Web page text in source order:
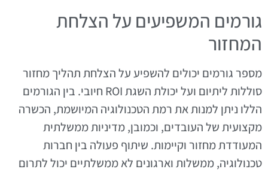
גורמים המשפיעים על הצלחת
המחזור
מספר גורמים יכולים להשפיע על הצלחת תהליך מחזור
סוללות ליתיום ועל יכולת השגת ROI חיובי. בין הגורמים
הללו ניתן למנות את רמת הטכנולוגיה המיושמת, הכשרה
מקצועית של העובדים, וכמובן, מדיניות ממשלתית
המעודדת מחזור וקיימות. שיתוף פעולה בין חברות
טכנולוגיה, ממשלות וארגונים לא ממשלתיים יכול לתרום